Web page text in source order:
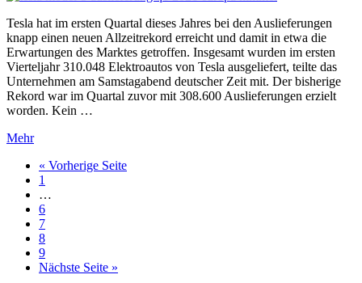
Tesla hat im ersten Quartal dieses Jahres bei den Auslieferungen
knapp einen neuen Allzeitrekord erreicht und damit in etwa die
Erwartungen des Marktes getroffen. Insgesamt wurden im ersten
Vierteljahr 310.048 Elektroautos von Tesla ausgeliefert, teilte das
Unternehmen am Samstagabend deutscher Zeit mit. Der bisherige
Rekord war im Quartal zuvor mit 308.600 Auslieferungen erzielt
worden. Kein …
Mehr
« Vorherige Seite
Go
page
1
pages
omitted
…
Go
to
page
6
Go
to
page
7
Go
to
page
8
Go
to
9
Nächste Seite »